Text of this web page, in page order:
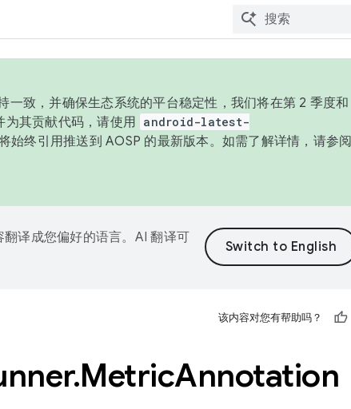
致，并确保生态系统的平台稳定性，我们将在第 2 季度和
为其贡献代码，请使用 android-latest-
始终引用推送到 AOSP 的最新版本。如需了解详情，请参阅
译成您偏好的语言。AI 翻译可
该内容对您有帮助吗？
.MetricAnnotation